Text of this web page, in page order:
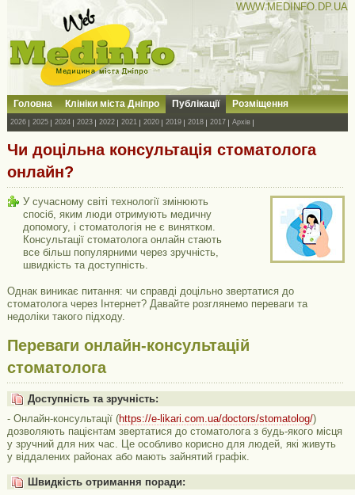
WWW.MEDINFO.DP.UA
Головна Клініки міста Дніпро Публікації Розміщення
2026 2025 2024 2023 2022 2021 2020 2019 2018 2017 Архів
Чи доцільна консультація стоматолога
онлайн?
У сучасному світі технології змінюють
спосіб, яким люди отримують медичну
допомогу, і стоматологія не є винятком.
Консультації стоматолога онлайн стають
все більш популярними через зручність,
швидкість та доступність.
Однак виникає питання: чи справді доцільно звертатися до
стоматолога через Інтернет? Давайте розглянемо переваги та
недоліки такого підходу.
Переваги онлайн-консультацій
стоматолога
Доступність та зручність:
- Онлайн-консультації (https://e-likari.com.ua/doctors/stomatolog/)
дозволяють пацієнтам звертатися до стоматолога з будь-якого місця
у зручний для них час. Це особливо корисно для людей, які живуть
у віддалених районах або мають зайнятий графік.
Швидкість отримання поради: